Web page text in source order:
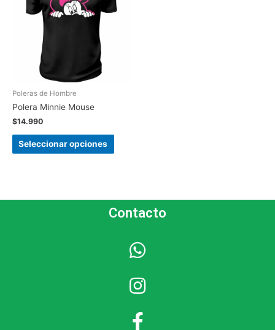
Poleras de Hombre
Polera Minnie Mouse
$14.990
Seleccionar opciones
Contacto